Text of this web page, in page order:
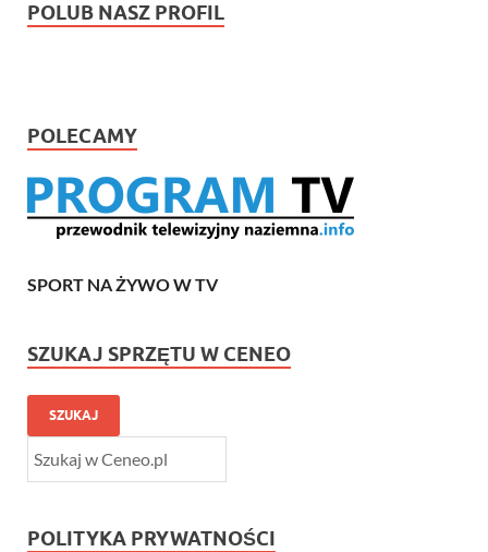
POLUB NASZ PROFIL
POLECAMY
SPORT NA ŻYWO W TV
SZUKAJ SPRZĘTU W CENEO
SZUKAJ
POLITYKA PRYWATNOŚCI